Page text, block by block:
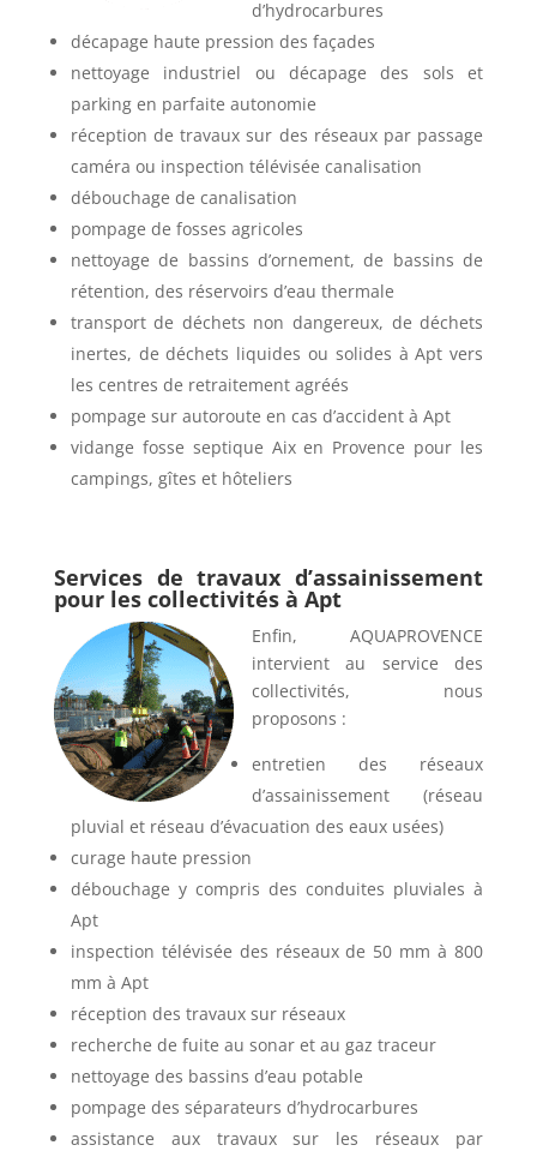
d’hydrocarbures
décapage haute pression des façades
nettoyage industriel ou décapage des sols et
parking en parfaite autonomie
réception de travaux sur des réseaux par passage
caméra ou inspection télévisée canalisation
débouchage de canalisation
pompage de fosses agricoles
nettoyage de bassins d’ornement, de bassins de
rétention, des réservoirs d’eau thermale
transport de déchets non dangereux, de déchets
inertes, de déchets liquides ou solides à Apt vers
les centres de retraitement agréés
pompage sur autoroute en cas d’accident à Apt
vidange fosse septique Aix en Provence pour les
campings, gîtes et hôteliers
Services de travaux d’assainissement
pour les collectivités à Apt
Enfin, AQUAPROVENCE
intervient au service des
collectivités, nous
proposons :
entretien des réseaux
d’assainissement (réseau
pluvial et réseau d’évacuation des eaux usées)
curage haute pression
débouchage y compris des conduites pluviales à
Apt
inspection télévisée des réseaux de 50 mm à 800
mm à Apt
réception des travaux sur réseaux
recherche de fuite au sonar et au gaz traceur
nettoyage des bassins d’eau potable
pompage des séparateurs d’hydrocarbures
assistance aux travaux sur les réseaux par